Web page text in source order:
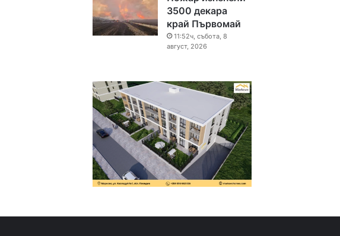
3500 декара
край Първомай
11:52ч, събота, 8
август, 2026